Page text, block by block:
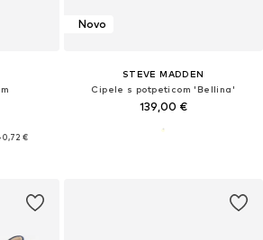
€
Novo
STEVE MADDEN
Cipele s potpeticom 'Bellina'
139,00 €